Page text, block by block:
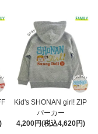
Kid's SHONAN girl! ZIP
パーカー
4,200円(税込4,620円)